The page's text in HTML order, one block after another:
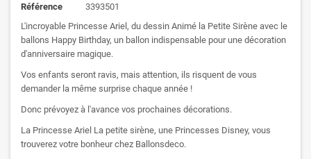
Référence
3393501
L'incroyable Princesse Ariel, du dessin Animé la Petite Sirène avec le
ballons Happy Birthday, un ballon indispensable pour une décoration
d'anniversaire magique.
Vos enfants seront ravis, mais attention, ils risquent de vous
demander la même surprise chaque année !
Donc prévoyez à l'avance vos prochaines décorations.
La Princesse Ariel La petite sirène, une Princesses Disney, vous
trouverez votre bonheur chez Ballonsdeco.